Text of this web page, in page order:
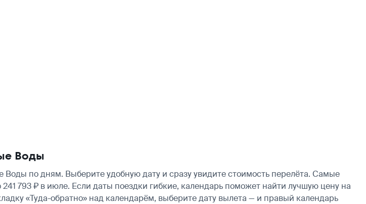
Воды
по дням. Выберите удобную дату и сразу увидите стоимость перелёта. Самые
793 ₽ в июле. Если даты поездки гибкие, календарь поможет найти лучшую цену на
«Туда-обратно» над календарём, выберите дату вылета — и правый календарь